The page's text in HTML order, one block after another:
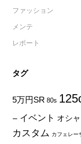
ファッション
メンテ
レポート
タグ
5万円SR 80s
ー イベント オシ
カスタム カフェレー